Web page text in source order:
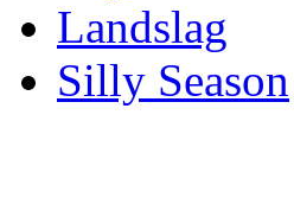
Landslag
Silly Season